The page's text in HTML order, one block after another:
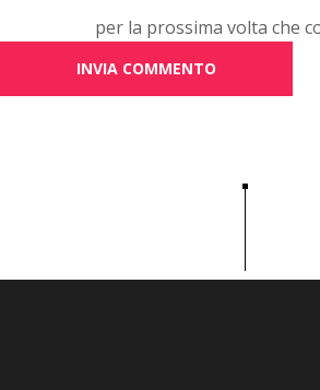
per la prossima volta che